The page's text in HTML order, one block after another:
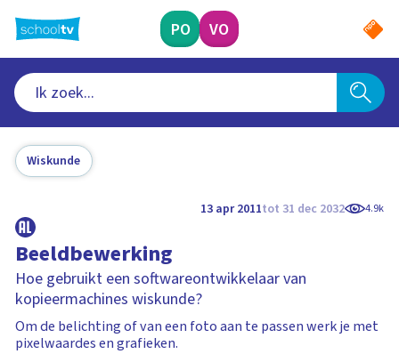
naar
hoofdinhoud
PO VO
Wiskunde
13 apr 2011tot 31 dec 2032 4.9k
Beeldbewerking
Hoe gebruikt een softwareontwikkelaar van
kopieermachines wiskunde?
Om de belichting of van een foto aan te passen werk je met
pixelwaardes en grafieken.